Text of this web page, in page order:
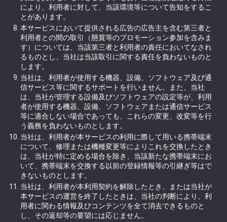
により、利用者に対して、当該環境等について告知をするこ
とがあります。
本サービスにおいて提供される広告の広告主を含む第三者と
利用者との間の取引（懸賞等のプロモーション参加を含みま
す）については、当該第三者と利用者の責任においてなされ
るものとし、当社は当該取引に関する責任を負わないものと
します。
当社は、利用者が使用する機器、設備、ソフトウェア及び通
信サービス等に関するサポートを行いません。また、当社
は、当社が管理する設備及びソフトウェアの設定等が、利用
者が使用する機器、設備、ソフトウェアまたは通信サービス
等に適合しない場合であっても、これらの変更、改変等を行
う義務を負わないものとします。
当社は、利用者が本サービスの利用に際して用いる携帯端末
について、修理または機種変更等によりこれを交換したとき
は、当社が特に定める場合を除き、当該新たな携帯端末にお
いて、携帯端末を交換する以前の登録情報等の引継ぎ等はで
きないものとします。
当社は、利用者が本利用契約を解除したとき、または当社が
本サービスの運営を終了したときは、当社の判断により、利
用者に関わる情報及びコンテンツを全て消去できるものと
し、その返却等の要望には応じません。